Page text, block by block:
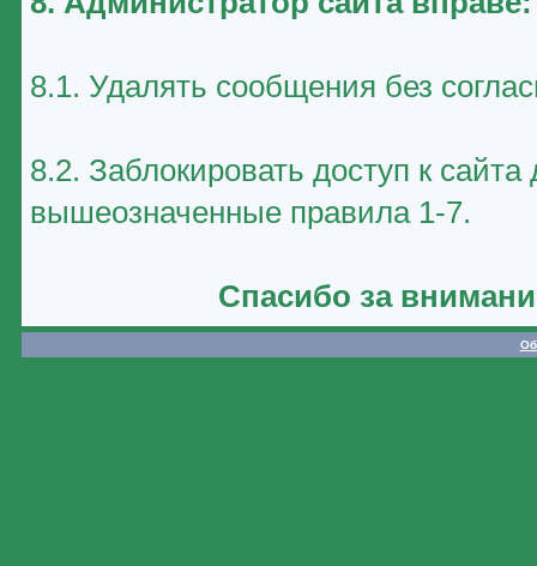
8.1. Удалять сообщения без
8.2. Заблокировать доступ к
вышеозначенные правила 1-7.
Спасибо за